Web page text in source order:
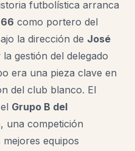
futbolística arranca
como portero del
la dirección de José
la gestión del delegado
era una pieza clave en
del club blanco. El
Grupo B del
, una competición
equipos